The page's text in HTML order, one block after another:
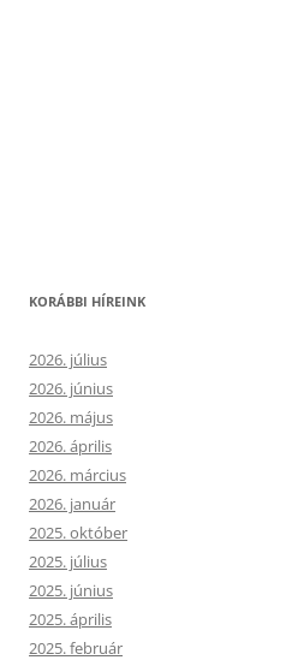
KORÁBBI HÍREINK
2026. július
2026. június
2026. május
2026. április
2026. március
2026. január
2025. október
2025. július
2025. június
2025. április
2025. február